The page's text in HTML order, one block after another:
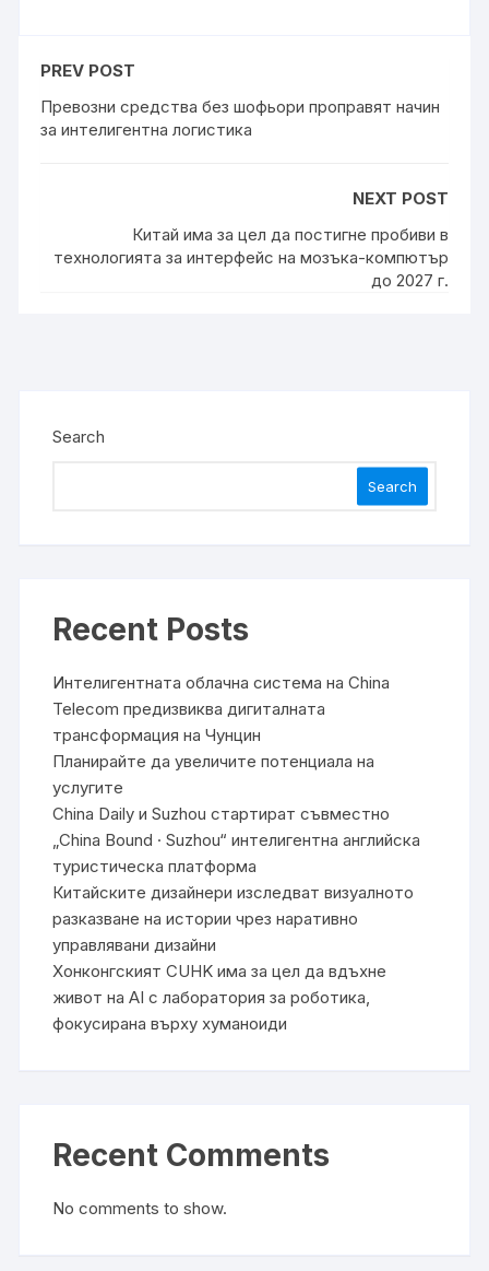
PREV POST
Превозни средства без шофьори проправят начин
за интелигентна логистика
NEXT POST
Китай има за цел да постигне пробиви в
технологията за интерфейс на мозъка-компютър
до 2027 г.
Search
Search
Recent Posts
Интелигентната облачна система на China
Telecom предизвиква дигиталната
трансформация на Чунцин
Планирайте да увеличите потенциала на
услугите
China Daily и Suzhou стартират съвместно
„China Bound · Suzhou“ интелигентна английска
туристическа платформа
Китайските дизайнери изследват визуалното
разказване на истории чрез наративно
управлявани дизайни
Хонконгският CUHK има за цел да вдъхне
живот на AI с лаборатория за роботика,
фокусирана върху хуманоиди
Recent Comments
No comments to show.